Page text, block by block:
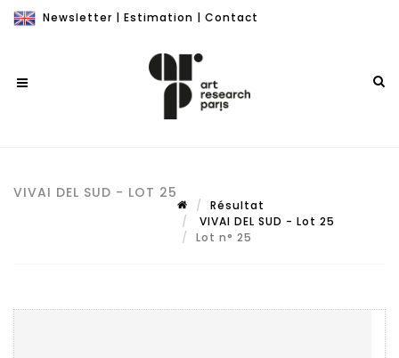
Newsletter | Estimation | Contact
VIVAI DEL SUD - LOT 25
Résultat
VIVAI DEL SUD - Lot 25
Lot n° 25